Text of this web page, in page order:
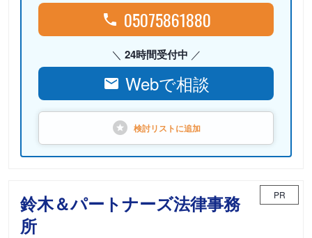
05075861880
24時間受付中
Webで相談
検討リストに追加
鈴木＆パートナーズ法律事務
所
PR